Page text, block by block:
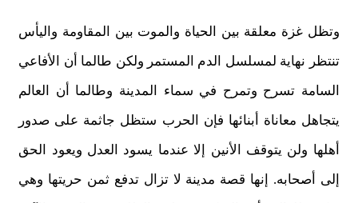
وتظل غزة معلقة بين الحياة والموت بين المقاومة واليأس
تنتظر نهاية لمسلسل الدم المستمر ولكن طالما أن الأفاعي
السامة تسرح وتمرح في سماء المدينة وطالما أن العالم
يتجاهل معاناة أبنائها فإن الحرب ستظل جاثمة على صدور
أهلها ولن يتوقف الأنين إلا عندما يسود العدل ويعود الحق
إلى أصحابه. إنها قصة مدينة لا تزال تدفع ثمن حريتها وهي